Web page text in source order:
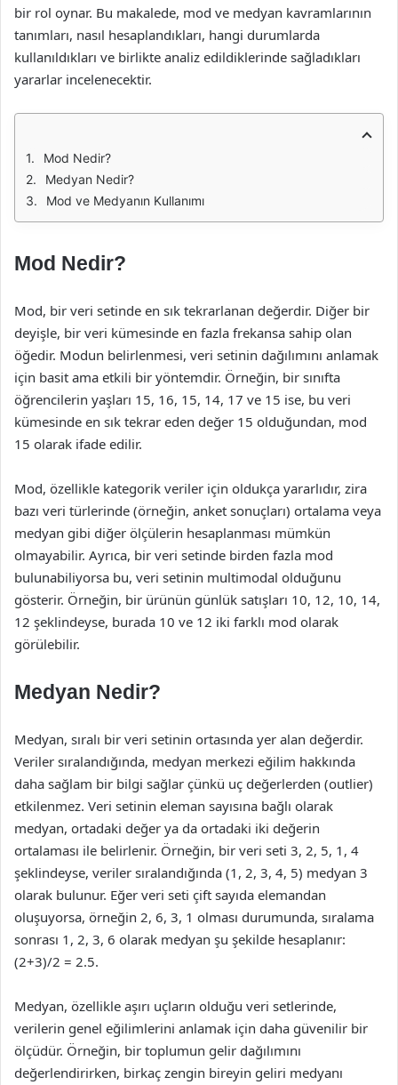
bir rol oynar. Bu makalede, mod ve medyan kavramlarının
tanımları, nasıl hesaplandıkları, hangi durumlarda
kullanıldıkları ve birlikte analiz edildiklerinde sağladıkları
yararlar incelenecektir.
Mod Nedir?
Medyan Nedir?
Mod ve Medyanın Kullanımı
Mod Nedir?
Mod, bir veri setinde en sık tekrarlanan değerdir. Diğer bir
deyişle, bir veri kümesinde en fazla frekansa sahip olan
öğedir. Modun belirlenmesi, veri setinin dağılımını anlamak
için basit ama etkili bir yöntemdir. Örneğin, bir sınıfta
öğrencilerin yaşları 15, 16, 15, 14, 17 ve 15 ise, bu veri
kümesinde en sık tekrar eden değer 15 olduğundan, mod
15 olarak ifade edilir.
Mod, özellikle kategorik veriler için oldukça yararlıdır, zira
bazı veri türlerinde (örneğin, anket sonuçları) ortalama veya
medyan gibi diğer ölçülerin hesaplanması mümkün
olmayabilir. Ayrıca, bir veri setinde birden fazla mod
bulunabiliyorsa bu, veri setinin multimodal olduğunu
gösterir. Örneğin, bir ürünün günlük satışları 10, 12, 10, 14,
12 şeklindeyse, burada 10 ve 12 iki farklı mod olarak
görülebilir.
Medyan Nedir?
Medyan, sıralı bir veri setinin ortasında yer alan değerdir.
Veriler sıralandığında, medyan merkezi eğilim hakkında
daha sağlam bir bilgi sağlar çünkü uç değerlerden (outlier)
etkilenmez. Veri setinin eleman sayısına bağlı olarak
medyan, ortadaki değer ya da ortadaki iki değerin
ortalaması ile belirlenir. Örneğin, bir veri seti 3, 2, 5, 1, 4
şeklindeyse, veriler sıralandığında (1, 2, 3, 4, 5) medyan 3
olarak bulunur. Eğer veri seti çift sayıda elemandan
oluşuyorsa, örneğin 2, 6, 3, 1 olması durumunda, sıralama
sonrası 1, 2, 3, 6 olarak medyan şu şekilde hesaplanır:
(2+3)/2 = 2.5.
Medyan, özellikle aşırı uçların olduğu veri setlerinde,
verilerin genel eğilimlerini anlamak için daha güvenilir bir
ölçüdür. Örneğin, bir toplumun gelir dağılımını
değerlendirirken, birkaç zengin bireyin geliri medyanı